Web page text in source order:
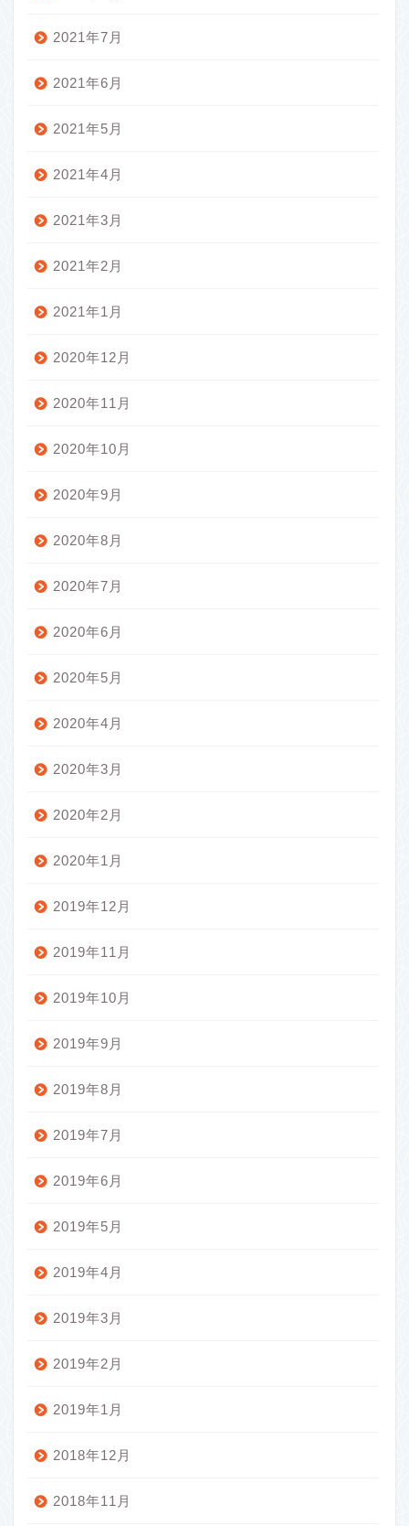
2021年7月
2021年6月
2021年5月
2021年4月
2021年3月
2021年2月
2021年1月
2020年12月
2020年11月
2020年10月
2020年9月
2020年8月
2020年7月
2020年6月
2020年5月
2020年4月
2020年3月
2020年2月
2020年1月
2019年12月
2019年11月
2019年10月
2019年9月
2019年8月
2019年7月
2019年6月
2019年5月
2019年4月
2019年3月
2019年2月
2019年1月
2018年12月
2018年11月